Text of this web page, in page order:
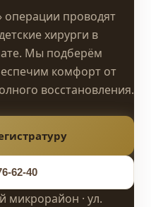
операции проводят
хирурги в
Мы подберём
комфорт от
восстановления.
62-40
микрорайон · ул.